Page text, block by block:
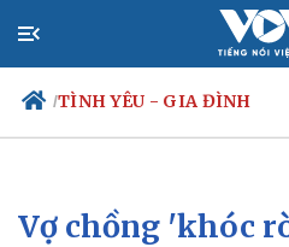
/TÌNH YÊU - GIA ĐÌNH
Chính trị
Vợ chồng 'khóc